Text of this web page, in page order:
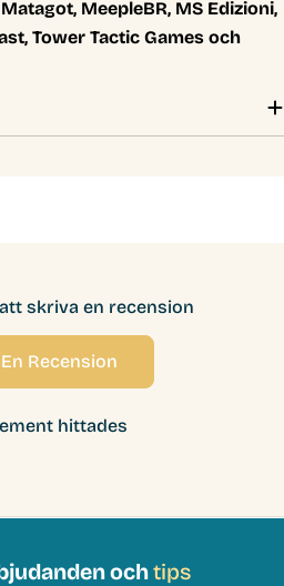
MeepleBR, MS Edizioni,
Tower Tactic Games och
skriva en recension
Recension
hittades
ochtips